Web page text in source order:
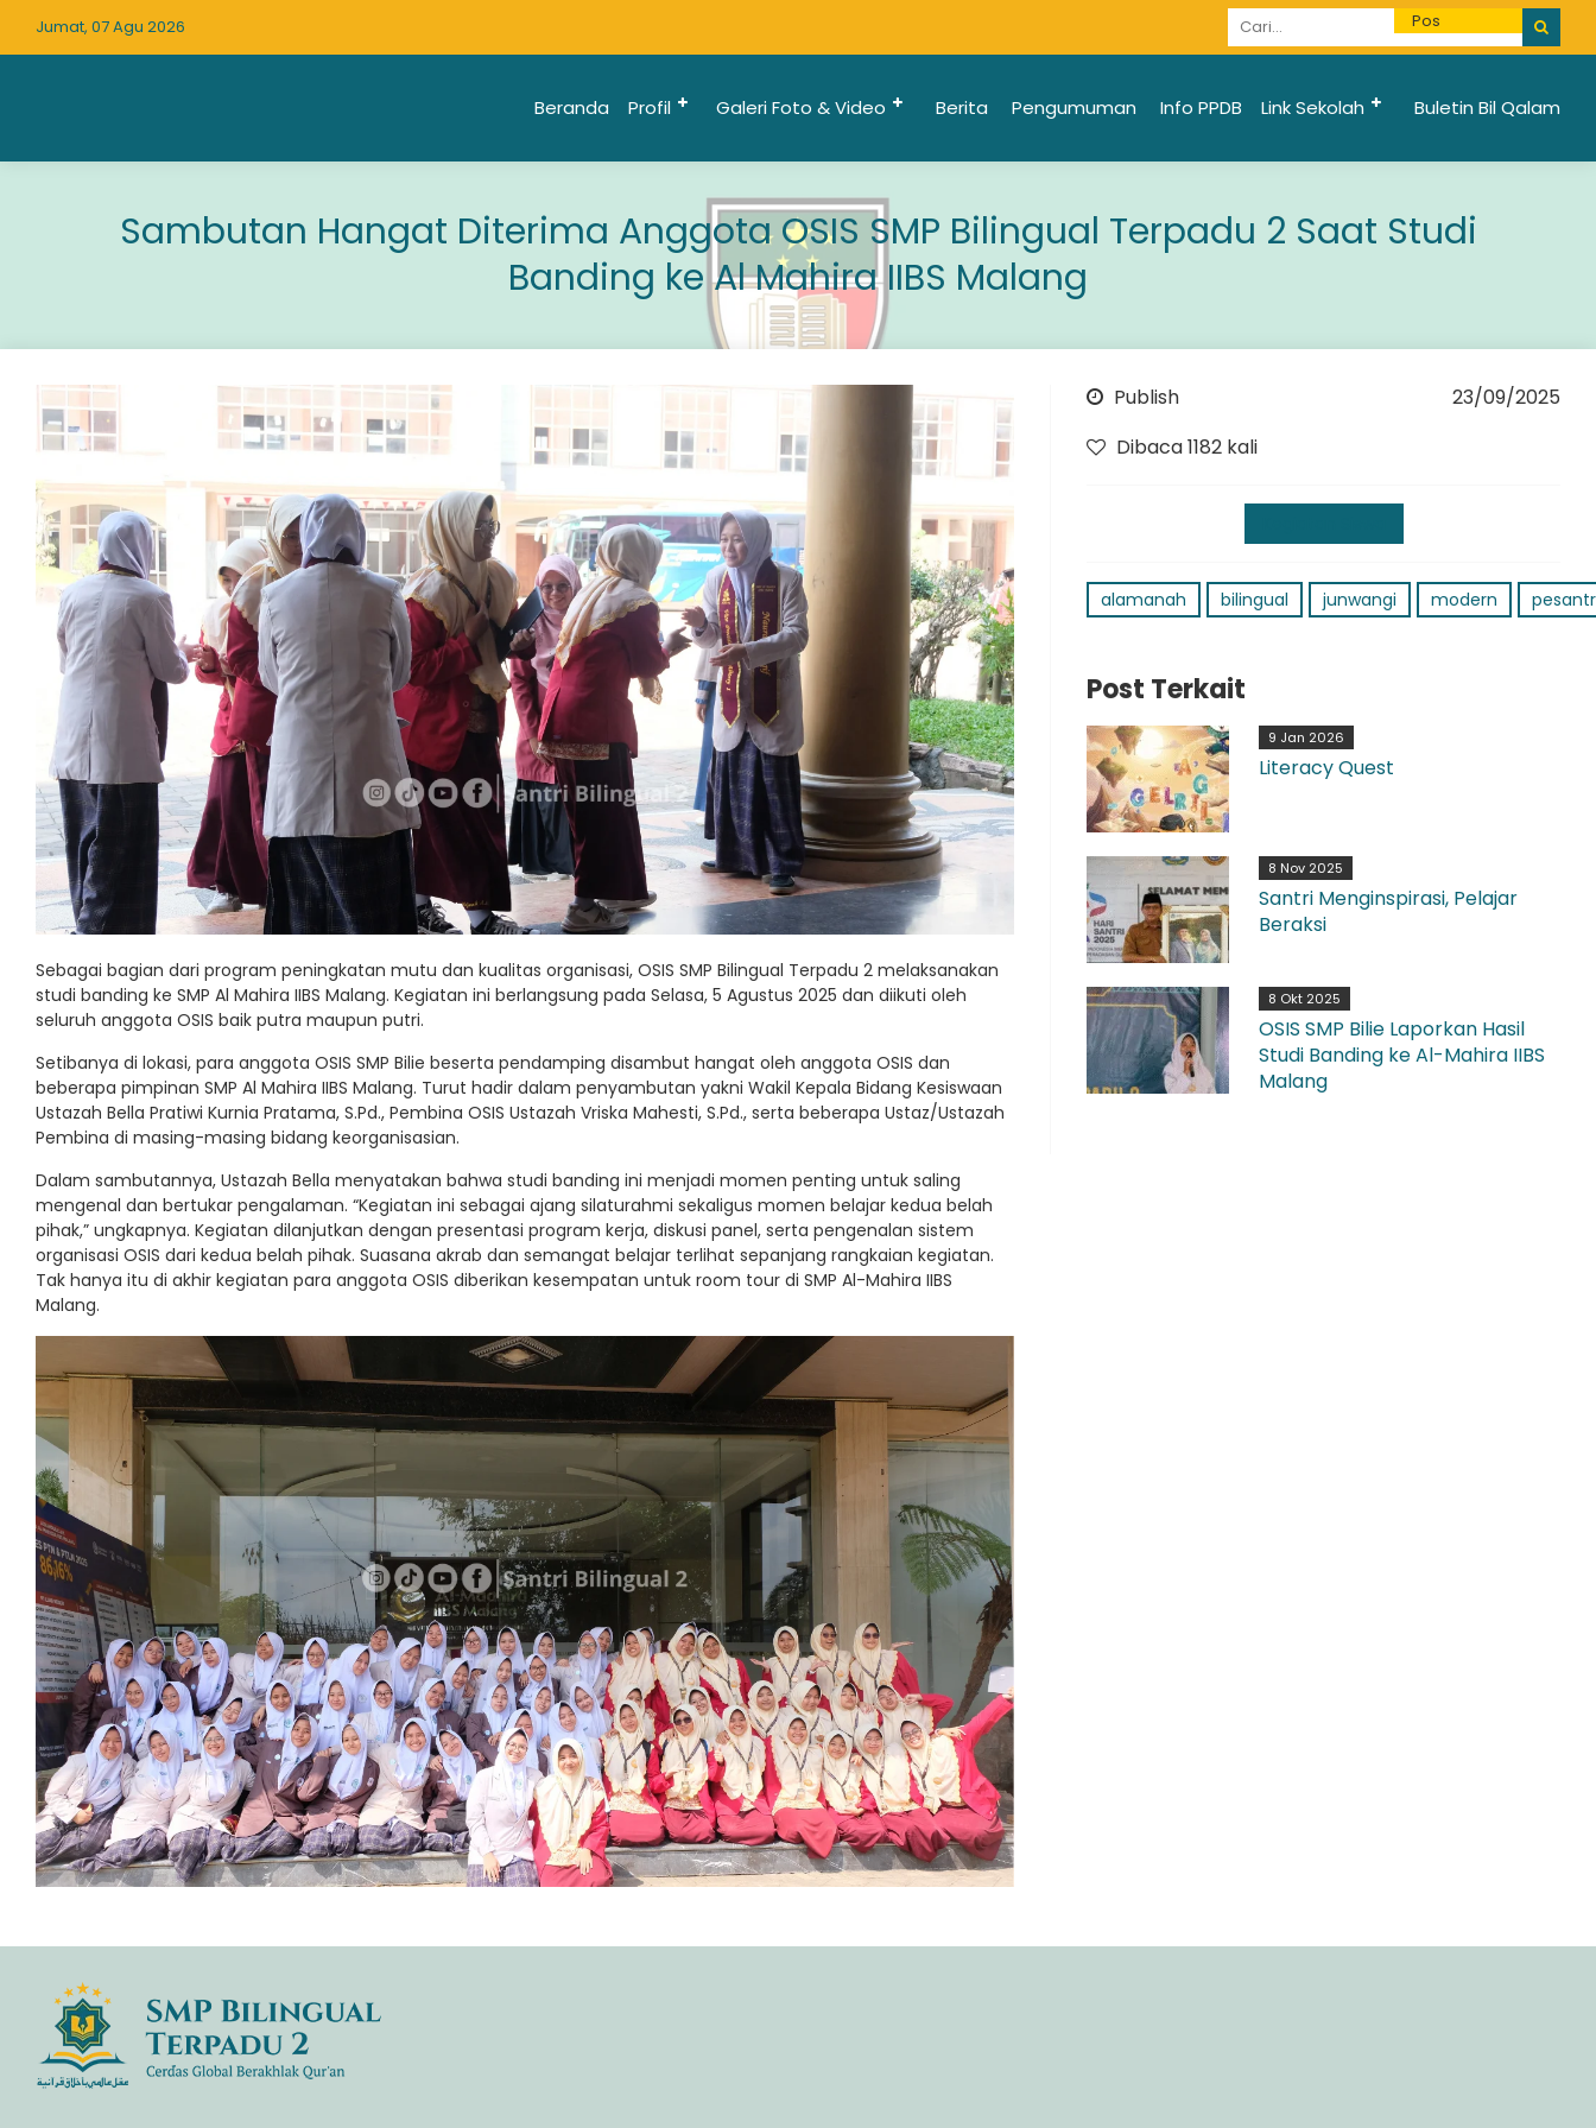
Jumat, 07 Agu 2026 Informasi Penerimaan Santri Baru 2025/2026
Beranda Profil Galeri Foto & Video Berita Pengumuman Info PPDB Link Sekolah Buletin Bil Qalam
Sambutan Hangat Diterima Anggota OSIS SMP Bilingual Terpadu 2 Saat Studi
Banding ke Al Mahira IIBS Malang
Sebagai bagian dari program peningkatan mutu dan kualitas organisasi, OSIS SMP Bilingual Terpadu 2 melaksanakan
studi banding ke SMP Al Mahira IIBS Malang. Kegiatan ini berlangsung pada Selasa, 5 Agustus 2025 dan diikuti oleh
seluruh anggota OSIS baik putra maupun putri.
Setibanya di lokasi, para anggota OSIS SMP Bilie beserta pendamping disambut hangat oleh anggota OSIS dan
beberapa pimpinan SMP Al Mahira IIBS Malang. Turut hadir dalam penyambutan yakni Wakil Kepala Bidang Kesiswaan
Ustazah Bella Pratiwi Kurnia Pratama, S.Pd., Pembina OSIS Ustazah Vriska Mahesti, S.Pd., serta beberapa Ustaz/Ustazah
Pembina di masing-masing bidang keorganisasian.
Dalam sambutannya, Ustazah Bella menyatakan bahwa studi banding ini menjadi momen penting untuk saling
mengenal dan bertukar pengalaman. “Kegiatan ini sebagai ajang silaturahmi sekaligus momen belajar kedua belah
pihak,” ungkapnya. Kegiatan dilanjutkan dengan presentasi program kerja, diskusi panel, serta pengenalan sistem
organisasi OSIS dari kedua belah pihak. Suasana akrab dan semangat belajar terlihat sepanjang rangkaian kegiatan.
Tak hanya itu di akhir kegiatan para anggota OSIS diberikan kesempatan untuk room tour di SMP Al-Mahira IIBS
Malang.
Publish
23/09/2025
Dibaca 1182 kali
alamanah bilingual junwangi modern
Post Terkait
9 Jan 2026
Literacy Quest
8 Nov 2025
Santri Menginspirasi, Pelajar
Beraksi
8 Okt 2025
OSIS SMP Bilie Laporkan Hasil
Studi Banding ke Al-Mahira IIBS
Malang